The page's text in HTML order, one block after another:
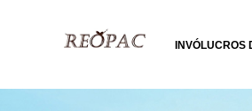
INVÓLUCROS